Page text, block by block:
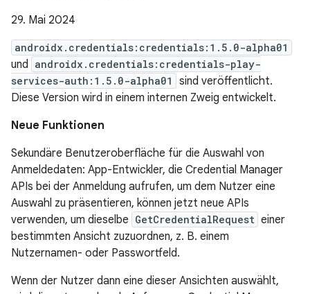
29. Mai 2024
androidx.credentials:credentials:1.5.0-alpha01
und androidx.credentials:credentials-play-
services-auth:1.5.0-alpha01
sind veröffentlicht.
Diese Version wird in einem internen Zweig entwickelt.
Neue Funktionen
Sekundäre Benutzeroberfläche für die Auswahl von
Anmeldedaten: App-Entwickler, die Credential Manager
APIs bei der Anmeldung aufrufen, um dem Nutzer eine
Auswahl zu präsentieren, können jetzt neue APIs
verwenden, um dieselbe GetCredentialRequest einer
bestimmten Ansicht zuzuordnen, z. B. einem
Nutzernamen- oder Passwortfeld.
Wenn der Nutzer dann eine dieser Ansichten auswählt,